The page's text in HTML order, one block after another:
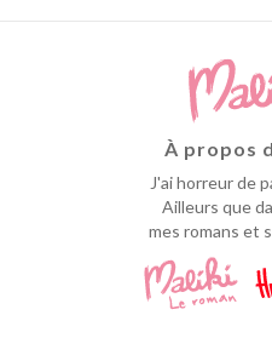
À propos
J'ai horreur de
Ailleurs que
mes romans et